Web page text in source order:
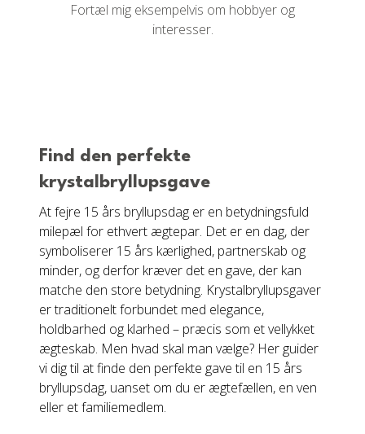
Fortæl mig eksempelvis om hobbyer og
interesser.
Find den perfekte
krystalbryllupsgave
At fejre 15 års bryllupsdag er en betydningsfuld
milepæl for ethvert ægtepar. Det er en dag, der
symboliserer 15 års kærlighed, partnerskab og
minder, og derfor kræver det en gave, der kan
matche den store betydning. Krystalbryllupsgaver
er traditionelt forbundet med elegance,
holdbarhed og klarhed – præcis som et vellykket
ægteskab. Men hvad skal man vælge? Her guider
vi dig til at finde den perfekte gave til en 15 års
bryllupsdag, uanset om du er ægtefællen, en ven
eller et familiemedlem.